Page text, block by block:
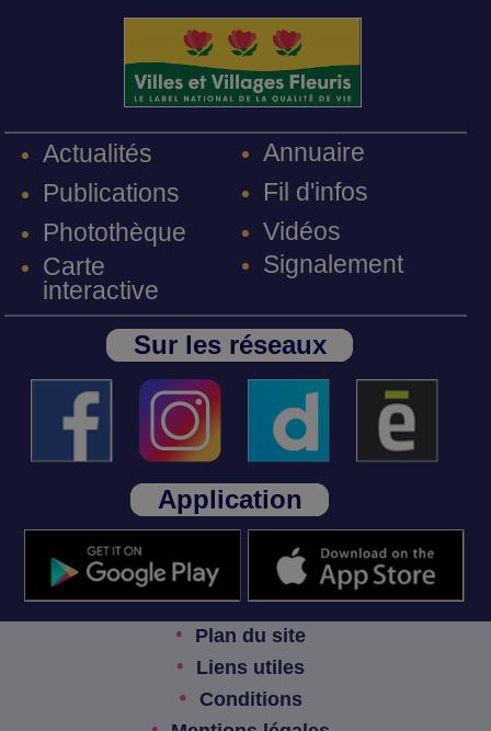
Actualités
Publications
Photothèque
Carte
interactive
Annuaire
Fil d'infos
Vidéos
Signalement
Sur les réseaux
Application
Plan du site
Liens utiles
Conditions